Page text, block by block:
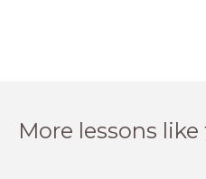
More lessons